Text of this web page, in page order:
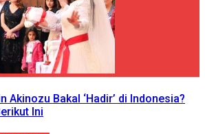
Akinozu Bakal ‘Hadir’ di Indonesia?
Ini